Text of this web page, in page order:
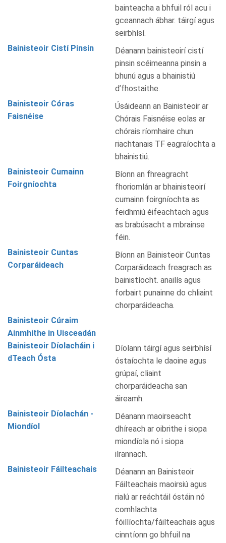
bainteacha a bhfuil ról acu i
gceannach ábhar. táirgí agus
seirbhísí.
Bainisteoir Cistí Pinsin
Déanann bainisteoirí cistí
pinsin scéimeanna pinsin a
bhunú agus a bhainistiú
d’fhostaithe.
Bainisteoir Córas
Faisnéise
Úsáideann an Bainisteoir ar
Chórais Faisnéise eolas ar
chórais ríomhaire chun
riachtanais TF eagraíochta a
bhainistiú.
Bainisteoir Cumainn
Foirgníochta
Bíonn an fhreagracht
fhoriomlán ar bhainisteoirí
cumainn foirgníochta as
feidhmiú éifeachtach agus
as brabúsacht a mbrainse
féin.
Bainisteoir Cuntas
Corparáideach
Bíonn an Bainisteoir Cuntas
Corparáideach freagrach as
bainistíocht. anailís agus
forbairt punainne do chliaint
chorparáideacha.
Bainisteoir Cúraim
Ainmhithe in Uisceadán
Bainisteoir Díolacháin i
dTeach Ósta
Díolann táirgí agus seirbhísí
óstaíochta le daoine agus
grúpaí, cliaint
chorparáideacha san
áireamh.
Bainisteoir Díolachán -
Miondíol
Déanann maoirseacht
dhíreach ar oibrithe i siopa
miondíola nó i siopa
ilrannach.
Bainisteoir Fáilteachais
Déanann an Bainisteoir
Fáilteachais maoirsiú agus
rialú ar reáchtáil óstáin nó
comhlachta
fóillíochta/fáilteachais agus
cinntíonn go bhfuil na